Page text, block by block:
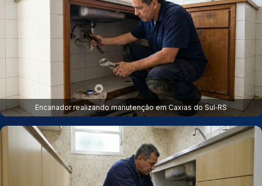
Encanador realizando manutenção em Caxias do Sul‑RS